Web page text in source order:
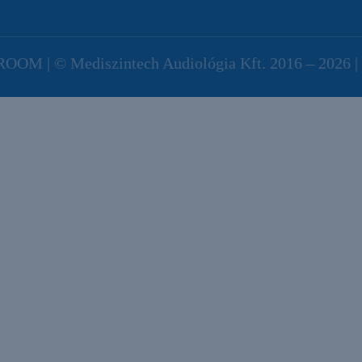
| © Mediszintech Audiológia Kft. 2016 – 2026